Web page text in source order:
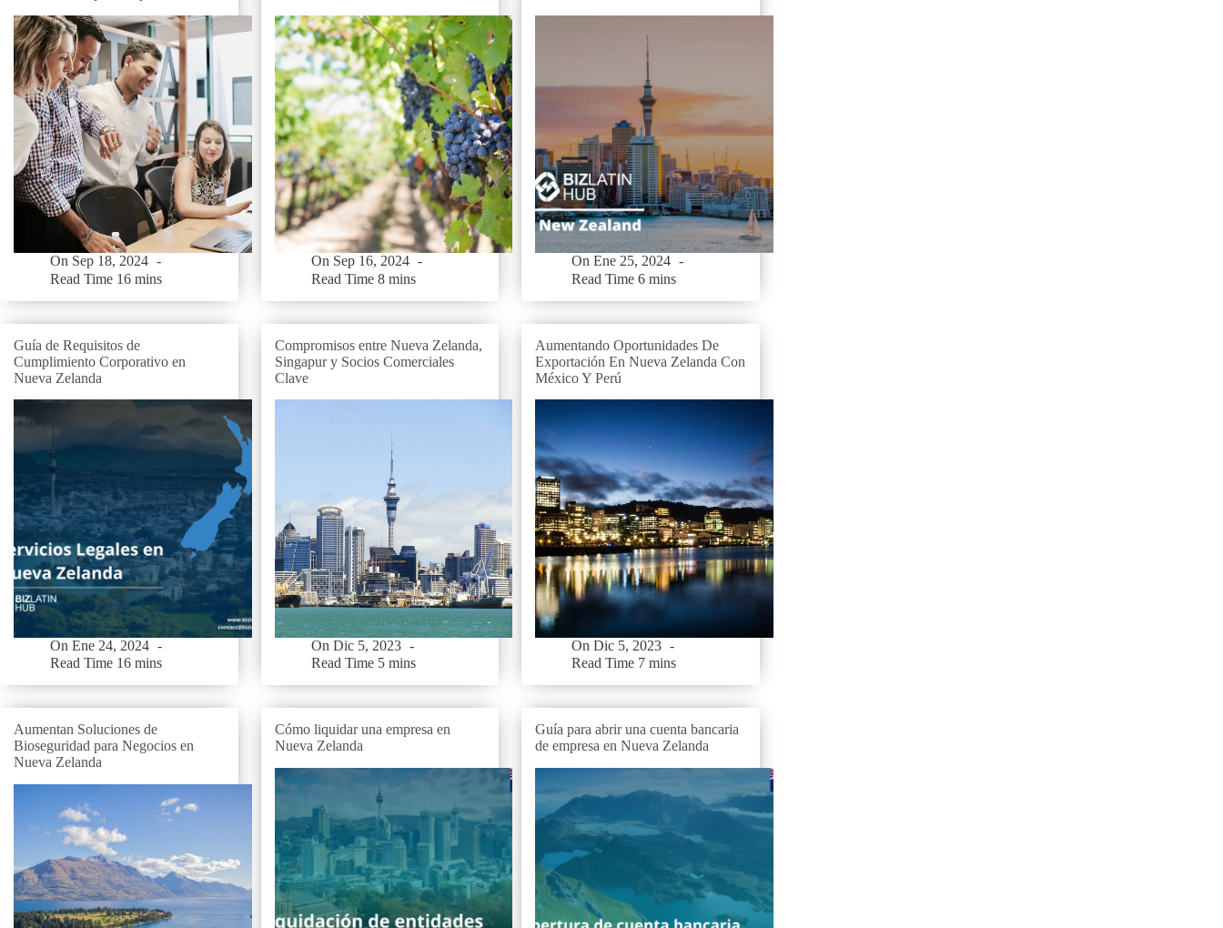
On Sep 18, 2024
Read Time 16 mins
On Sep 16, 2024
Read Time 8 mins
On Ene 25, 2024
Read Time 6 mins
Guía de Requisitos de
Cumplimiento Corporativo en
Nueva Zelanda
On Ene 24, 2024
Read Time 16 mins
Compromisos entre Nueva Zelanda,
Singapur y Socios Comerciales
Clave
On Dic 5, 2023
Read Time 5 mins
Aumentando Oportunidades De
Exportación En Nueva Zelanda Con
México Y Perú
On Dic 5, 2023
Read Time 7 mins
Aumentan Soluciones de
Bioseguridad para Negocios en
Nueva Zelanda
Cómo liquidar una empresa en
Nueva Zelanda
Guía para abrir una cuenta bancaria
de empresa en Nueva Zelanda